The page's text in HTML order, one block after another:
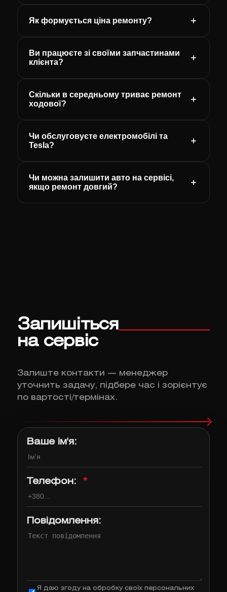
Як формується ціна ремонту?
Ви працюєте зі своїми запчастинами
клієнта?
Скільки в середньому триває ремонт
ходової?
Чи обслуговуєте електромобілі та
Tesla?
Чи можна залишити авто на сервісі,
якщо ремонт довгий?
Запишіться
на сервіс
Залиште контакти — менеджер
уточнить задачу, підбере час і зорієнтує
по вартості/термінах.
Ваше ім'я:
Телефон: *
Повідомлення:
Я даю згоду на обробку своїх персональних